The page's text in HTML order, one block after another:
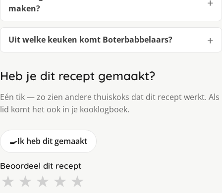
maken?
Uit welke keuken komt Boterbabbelaars?
Heb je dit recept gemaakt?
Eén tik — zo zien andere thuiskoks dat dit recept werkt. Als
lid komt het ook in je kooklogboek.
🍳Ik heb dit gemaakt
Beoordeel dit recept
★ ★ ★ ★ ★